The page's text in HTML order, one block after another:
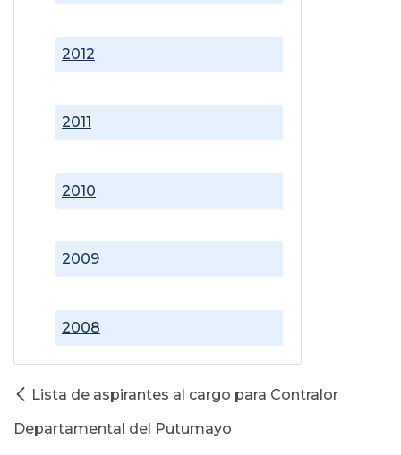
2008
2009
2010
2011
2012
Lista de aspirantes al cargo para Contralor
Departamental del Putumayo